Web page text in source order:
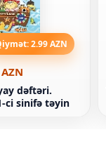
2.99 AZN
dəftəri.
ci sinifə təyin